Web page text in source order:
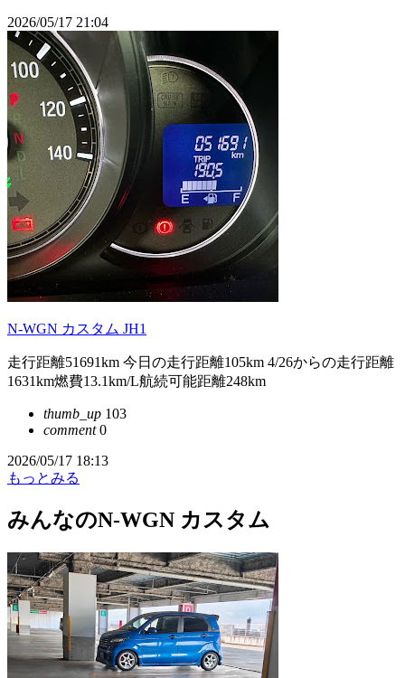
2026/05/17 21:04
N-WGN カスタム JH1
走行距離51691km 今日の走行距離105km 4/26からの走行距離
1631km燃費13.1km/L航続可能距離248km
thumb_up 103
comment0
2026/05/17 18:13
もっとみる
みんなのN-WGN カスタム